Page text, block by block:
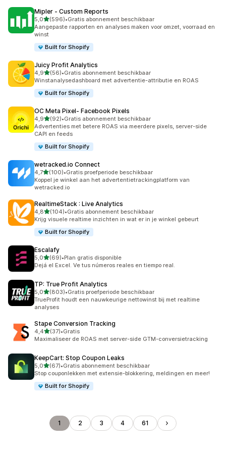
Mipler ‑ Custom Reports
5,0van 5 sterren
(596)
596 recensies in totaal
•Gratis abonnement beschikbaar
Aangepaste rapporten en analyses maken voor omzet, voorraad en
winst
Built for Shopify
Juicy Profit Analytics
4,9van 5 sterren
(56)
56 recensies in totaal
•Gratis abonnement beschikbaar
Winstanalysedashboard met advertentie-attributie en ROAS
Built for Shopify
OC Meta Pixel‑ Facebook Pixels
4,9van 5 sterren
(92)
92 recensies in totaal
•Gratis abonnement beschikbaar
Advertenties met betere ROAS via meerdere pixels, server-side
CAPI en feeds
Built for Shopify
wetracked.io Connect
4,7van 5 sterren
(100)
100 recensies in totaal
•Gratis proefperiode beschikbaar
Koppel je winkel aan het advertentietrackingplatform van
wetracked.io
RealtimeStack : Live Analytics
4,8van 5 sterren
(104)
104 recensies in totaal
•Gratis abonnement beschikbaar
Krijg visuele realtime inzichten in wat er in je winkel gebeurt
Built for Shopify
Escalafy
5,0van 5 sterren
(69)
69 recensies in totaal
•Plan gratis disponible
Dejá el Excel. Ve tus números reales en tiempo real.
TP: True Profit Analytics
5,0van 5 sterren
(803)
803 recensies in totaal
•Gratis proefperiode beschikbaar
TrueProfit houdt een nauwkeurige nettowinst bij met realtime
analyses
Stape Conversion Tracking
4,4van 5 sterren
(37)
37 recensies in totaal
•Gratis
Maximaliseer de ROAS met server-side GTM-conversietracking
KeepCart: Stop Coupon Leaks
5,0van 5 sterren
(67)
67 recensies in totaal
•Gratis abonnement beschikbaar
Stop couponlekken met extensie-blokkering, meldingen en meer!
Built for Shopify
1 2 3 4 61